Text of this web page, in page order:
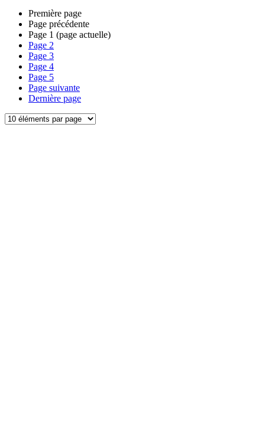
Première page
Page précédente
Page 1 (page actuelle)
Page 2
Page 3
Page 4
Page 5
Page suivante
Dernière page